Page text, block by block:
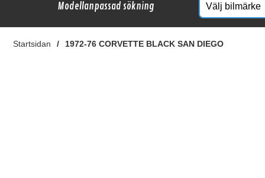
Modellanpassad sökning
Startsidan 1972-76 CORVETTE BLACK SAN DIEGO